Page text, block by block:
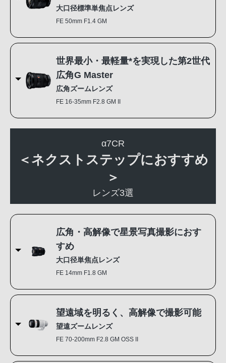
大口径標準単焦点レンズ
FE 50mm F1.4 GM
世界最小・最軽量*を実現した第2世代
広角G Master
広角ズームレンズ
FE 16-35mm F2.8 GM II
α7CR
＜ネクストステップにおすすめ
＞
レンズ3選
広角・高解像で星景写真撮影におす
すめ
大口径単焦点レンズ
FE 14mm F1.8 GM
望遠域を明るく、高解像で撮影可能
望遠ズームレンズ
FE 70-200mm F2.8 GM OSS II